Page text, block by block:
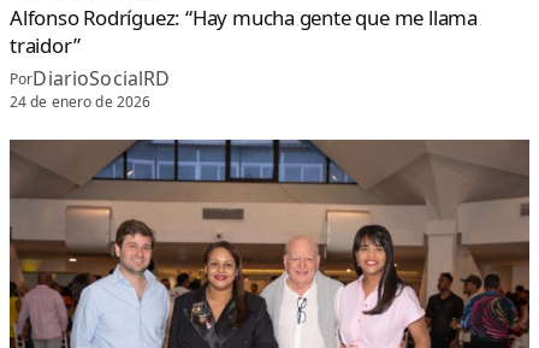
Alfonso Rodríguez: “Hay mucha gente que me llama
traidor”
PorDiarioSocialRD
24 de enero de 2026